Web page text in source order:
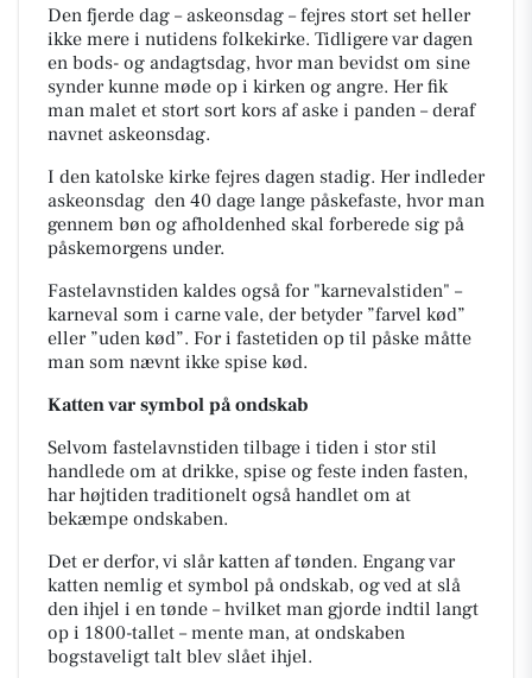
Den fjerde dag – askeonsdag – fejres stort set heller
ikke mere i nutidens folkekirke. Tidligere var dagen
en bods- og andagtsdag, hvor man bevidst om sine
synder kunne møde op i kirken og angre. Her fik
man malet et stort sort kors af aske i panden – deraf
navnet askeonsdag.
I den katolske kirke fejres dagen stadig. Her indleder
askeonsdag den 40 dage lange påskefaste, hvor man
gennem bøn og afholdenhed skal forberede sig på
påskemorgens under.
Fastelavnstiden kaldes også for "karnevalstiden" –
karneval som i carne vale, der betyder ”farvel kød”
eller ”uden kød”. For i fastetiden op til påske måtte
man som nævnt ikke spise kød.
Katten var symbol på ondskab
Selvom fastelavnstiden tilbage i tiden i stor stil
handlede om at drikke, spise og feste inden fasten,
har højtiden traditionelt også handlet om at
bekæmpe ondskaben.
Det er derfor, vi slår katten af tønden. Engang var
katten nemlig et symbol på ondskab, og ved at slå
den ihjel i en tønde – hvilket man gjorde indtil langt
op i 1800-tallet – mente man, at ondskaben
bogstaveligt talt blev slået ihjel.